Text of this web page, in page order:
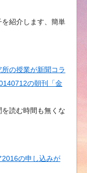
紹介します、簡単
の授業が新聞コラ
の朝刊「金
読む時間も無くな
の申し込みが